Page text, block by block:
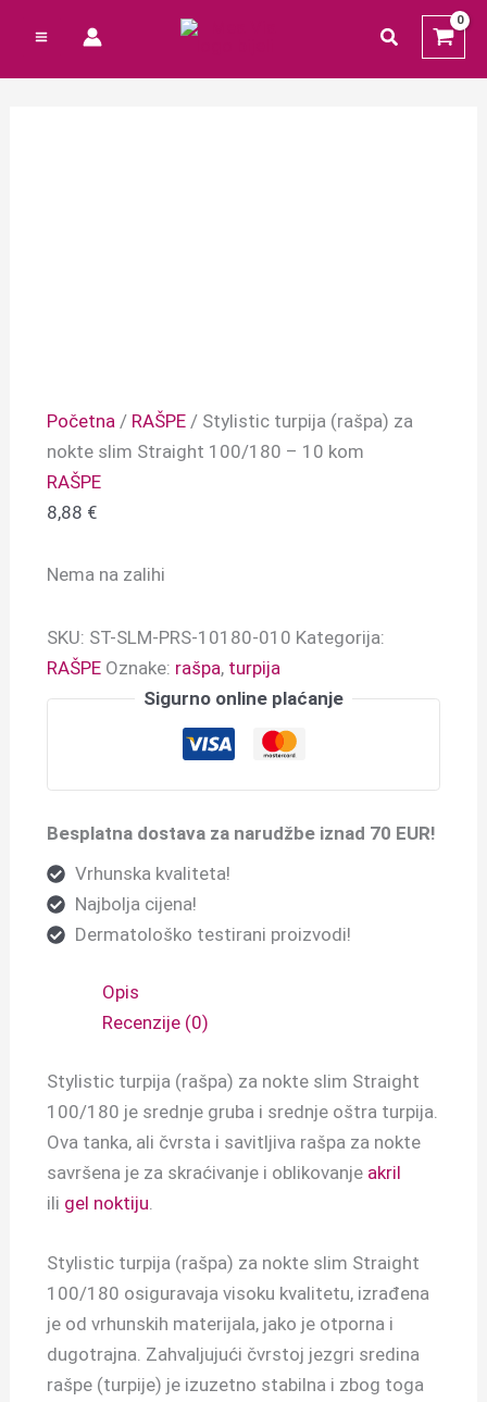
sadržaj
traži
Početna / RAŠPE / Stylistic turpija (rašpa) za
nokte slim Straight 100/180 – 10 kom
RAŠPE
8,88 €
Nema na zalihi
SKU: ST-SLM-PRS-10180-010 Kategorija:
RAŠPE Oznake: rašpa, turpija
Sigurno online plaćanje
Besplatna dostava za narudžbe iznad 70 EUR!
Vrhunska kvaliteta!
Najbolja cijena!
Dermatološko testirani proizvodi!
Opis
Recenzije (0)
Stylistic turpija (rašpa) za nokte slim Straight
100/180 je srednje gruba i srednje oštra turpija.
Ova tanka, ali čvrsta i savitljiva rašpa za nokte
savršena je za skraćivanje i oblikovanje akril
ili gel noktiju
Stylistic turpija (rašpa) za nokte slim Straight
100/180 osiguravaja visoku kvalitetu, izrađena
je od vrhunskih materijala, jako je otporna i
dugotrajna. Zahvaljujući čvrstoj jezgri sredina
rašpe (turpije) je izuzetno stabilna i zbog toga
Izvorna
bila
je:
Total: